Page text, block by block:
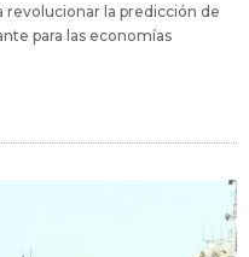
revolucionar la predicción de
para las economías